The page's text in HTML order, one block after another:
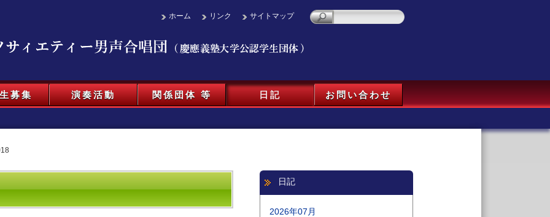
ホーム リンク サイトマップ
募集 演奏活動 関係団体 等 日記 お問い合わせ
日記
2026年07月